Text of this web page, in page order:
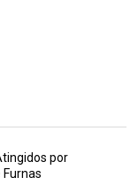
por